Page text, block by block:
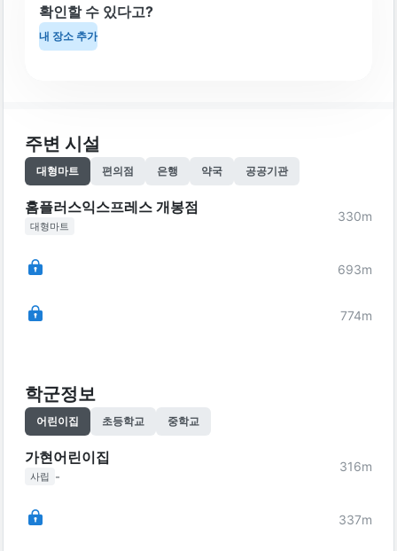
확인할 수 있다고?
내 장소 추가
주변 시설
대형마트 편의점 은행 약국 공공기관
홈플러스익스프레스 개봉점
대형마트
330m
693m
774m
학군정보
어린이집 초등학교 중학교
가현어린이집
사립 -
316m
337m